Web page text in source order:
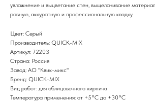
увлажнение и выцветание стен, выщелачивание
ровную, аккуратную и профессиональную кладку.
Цвет: Серый
Производитель: QUICK-MIX
Артикул: 72203
Страна: Россия
Завод: АО "Квик-микс"
Бренд: QUICK-MIX
Вид работ: для облицовочного кирпича
Температура применения: от +5°С до +30°С